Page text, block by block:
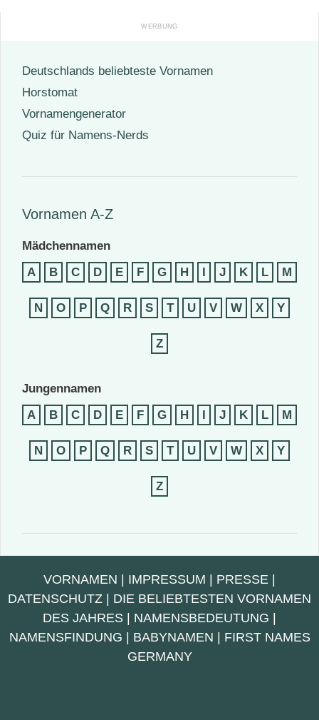
Deutschlands beliebteste Vornamen
Horstomat
Vornamengenerator
Quiz für Namens-Nerds
Vornamen A-Z
Mädchennamen
A
B C D E F G H J K L M
N O P Q R S T U V W X Y
Z
Jungennamen
A
B C D E F G H J K L M
N O P Q R S T U V W X Y
Z
VORNAMEN IMPRESSUM PRESSE
DATENSCHUTZ
DIE BELIEBTESTEN VORNAMEN
DES JAHRES
NAMENSBEDEUTUNG
NAMENSFINDUNG
BABYNAMEN
FIRST NAMES
GERMANY